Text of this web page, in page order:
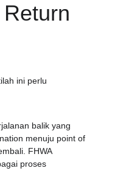
ini perlu
balik yang
menuju point of
FHWA
proses